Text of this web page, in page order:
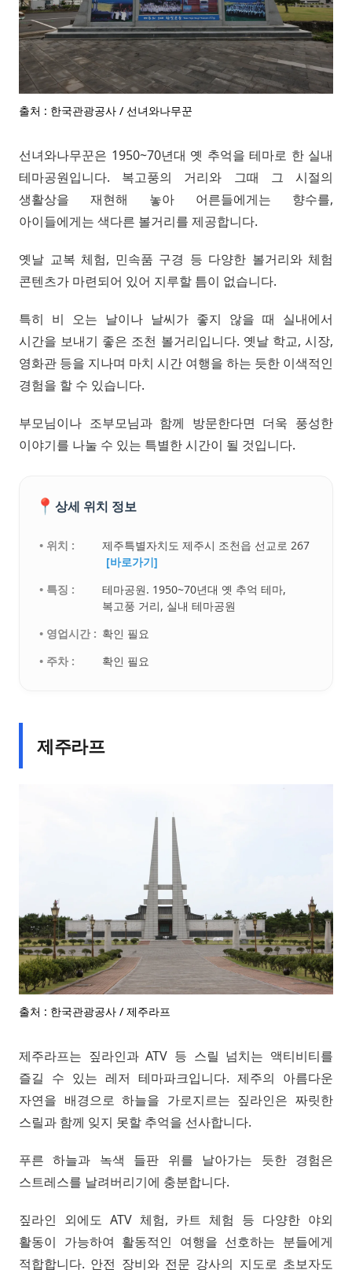
출처 : 한국관광공사 / 선녀와나무꾼
선녀와나무꾼은 1950~70년대 옛 추억을 테마로 한 실내
테마공원입니다. 복고풍의 거리와 그때 그 시절의
생활상을 재현해 놓아 어른들에게는 향수를,
아이들에게는 색다른 볼거리를 제공합니다.
옛날 교복 체험, 민속품 구경 등 다양한 볼거리와 체험
콘텐츠가 마련되어 있어 지루할 틈이 없습니다.
특히 비 오는 날이나 날씨가 좋지 않을 때 실내에서
시간을 보내기 좋은 조천 볼거리입니다. 옛날 학교, 시장,
영화관 등을 지나며 마치 시간 여행을 하는 듯한 이색적인
경험을 할 수 있습니다.
부모님이나 조부모님과 함께 방문한다면 더욱 풍성한
이야기를 나눌 수 있는 특별한 시간이 될 것입니다.
📍 상세 위치 정보
• 위치 :
제주특별자치도 제주시 조천읍 선교로 267
[바로가기]
• 특징 :
테마공원. 1950~70년대 옛 추억 테마,
복고풍 거리, 실내 테마공원
• 영업시간 : 확인 필요
• 주차 :
확인 필요
제주라프
출처 : 한국관광공사 / 제주라프
제주라프는 짚라인과 ATV 등 스릴 넘치는 액티비티를
즐길 수 있는 레저 테마파크입니다. 제주의 아름다운
자연을 배경으로 하늘을 가로지르는 짚라인은 짜릿한
스릴과 함께 잊지 못할 추억을 선사합니다.
푸른 하늘과 녹색 들판 위를 날아가는 듯한 경험은
스트레스를 날려버리기에 충분합니다.
짚라인 외에도 ATV 체험, 카트 체험 등 다양한 야외
활동이 가능하여 활동적인 여행을 선호하는 분들에게
적합합니다. 안전 장비와 전문 강사의 지도로 초보자도